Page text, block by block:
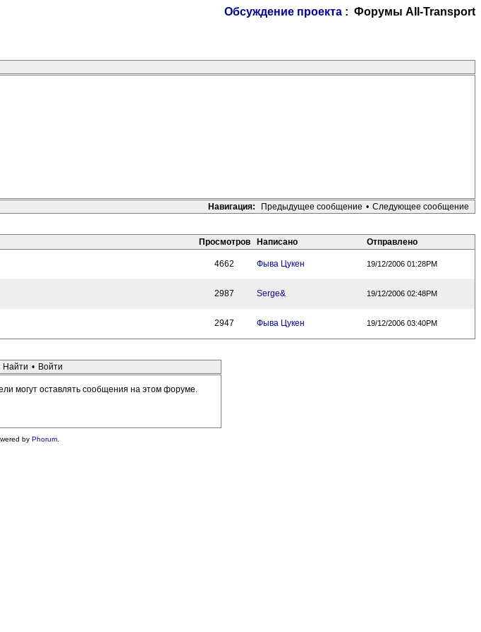
Обсуждение проекта : Форумы All-Transport
Навигация: Предыдущее сообщение • Следующее сообщение
Просмотров Написано Отправлено
4662 Фыва Цукен 19/12/2006 01:28PM
2987 Serge& 19/12/2006 02:48PM
2947 Фыва Цукен 19/12/2006 03:40PM
Найти • Войти
могут оставлять сообщения на этом форуме.
by Phorum.